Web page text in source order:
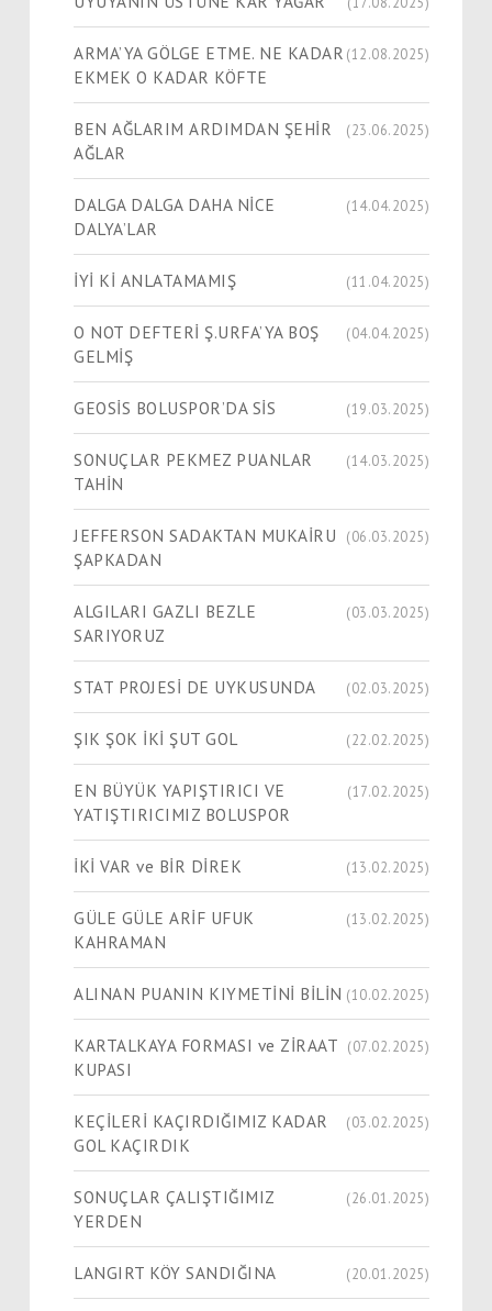
ARMA’YA GÖLGE ETME. NE KADAR
EKMEK O KADAR KÖFTE
(12.08.2025)
BEN AĞLARIM ARDIMDAN ŞEHİR
AĞLAR
(23.06.2025)
DALGA DALGA DAHA NİCE
DALYA’LAR
(14.04.2025)
İYİ Kİ ANLATAMAMIŞ (11.04.2025)
O NOT DEFTERİ Ş.URFA’YA BOŞ
GELMİŞ
(04.04.2025)
GEOSİS BOLUSPOR’DA SİS (19.03.2025)
SONUÇLAR PEKMEZ PUANLAR
TAHİN
(14.03.2025)
JEFFERSON SADAKTAN MUKAİRU
ŞAPKADAN
(06.03.2025)
ALGILARI GAZLI BEZLE
SARIYORUZ
(03.03.2025)
STAT PROJESİ DE UYKUSUNDA (02.03.2025)
ŞIK ŞOK İKİ ŞUT GOL (22.02.2025)
EN BÜYÜK YAPIŞTIRICI VE
YATIŞTIRICIMIZ BOLUSPOR
(17.02.2025)
İKİ VAR ve BİR DİREK (13.02.2025)
GÜLE GÜLE ARİF UFUK
KAHRAMAN
(13.02.2025)
ALINAN PUANIN KIYMETİNİ BİLİN (10.02.2025)
KARTALKAYA FORMASI ve ZİRAAT
KUPASI
(07.02.2025)
KEÇİLERİ KAÇIRDIĞIMIZ KADAR
GOL KAÇIRDIK
(03.02.2025)
SONUÇLAR ÇALIŞTIĞIMIZ
YERDEN
(26.01.2025)
LANGIRT KÖY SANDIĞINA (20.01.2025)